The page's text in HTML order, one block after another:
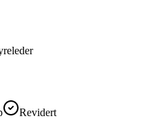
Revidert